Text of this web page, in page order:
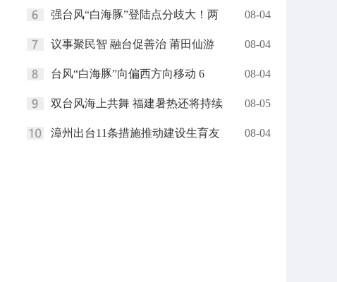
强台风“白海豚”登陆点分歧大！两 08-04
议事聚民智 融台促善治 莆田仙游 08-04
台风“白海豚”向偏西方向移动 6 08-04
双台风海上共舞 福建暑热还将持续 08-05
漳州出台11条措施推动建设生育友 08-04